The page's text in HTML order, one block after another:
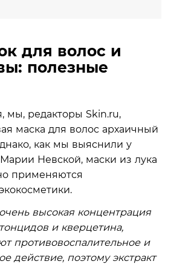
для волос и
полезные
мы, редакторы Skin.ru,
маска для волос архаичный
как мы выяснили у
Невской, маски из лука
применяются
высокая концентрация
и кверцетина,
противовоспалительное и
действие, поэтому экстракт